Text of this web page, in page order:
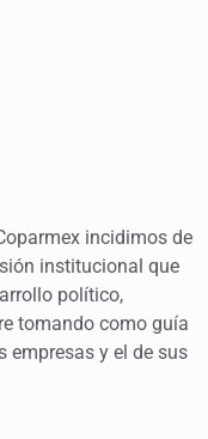
incidimos de
institucional que
político,
tomando como guía
empresas y el de sus